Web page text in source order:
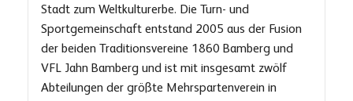
Stadt zum Weltkulturerbe. Die Turn- und
Sportgemeinschaft entstand 2005 aus der Fusion
der beiden Traditionsvereine 1860 Bamberg und
VFL Jahn Bamberg und ist mit insgesamt zwölf
Abteilungen der größte Mehrspartenverein in